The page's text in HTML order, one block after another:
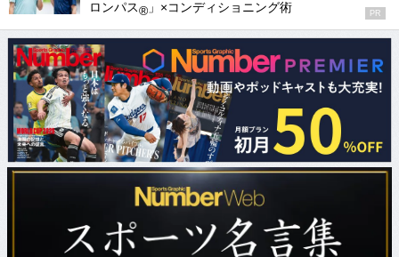
ロンパス® 」×コンディショニング術 PR